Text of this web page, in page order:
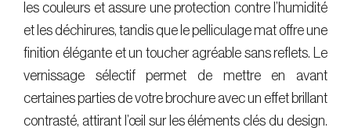
les couleurs et assure une protection contre l’humidité
et les déchirures, tandis que le pelliculage mat offre une
finition élégante et un toucher agréable sans reflets. Le
vernissage sélectif permet de mettre en avant
certaines parties de votre brochure avec un effet brillant
contrasté, attirant l’œil sur les éléments clés du design.